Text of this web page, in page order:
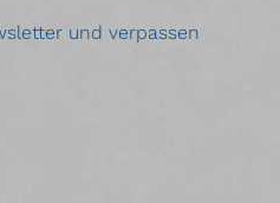
und verpassen